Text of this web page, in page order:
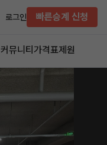
로그인 빠른승계 신청
커뮤니티 가격표제원